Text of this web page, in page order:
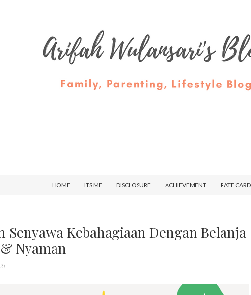
HOME ITS ME DISCLOSURE ACHIEVEMENT RATE CARD
Senyawa Kebahagiaan Dengan Belanja
Nyaman